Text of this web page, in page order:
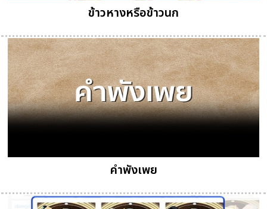
ข้าวหางหรือข้าวนก
คำพังเพย